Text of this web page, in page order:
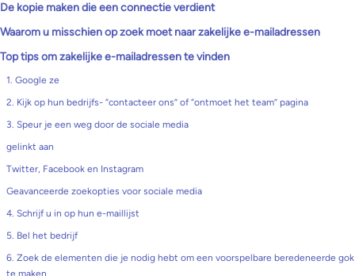
De kopie maken die een connectie verdient
Waarom u misschien op zoek moet naar zakelijke e-mailadressen
Top tips om zakelijke e-mailadressen te vinden
1. Google ze
2. Kijk op hun bedrijfs- “contacteer ons” of “ontmoet het team” pagina
3. Speur je een weg door de sociale media
gelinkt aan
Twitter, Facebook en Instagram
Geavanceerde zoekopties voor sociale media
4. Schrijf u in op hun e-maillijst
5. Bel het bedrijf
6. Zoek de elementen die je nodig hebt om een voorspelbare beredeneerde gok
te maken